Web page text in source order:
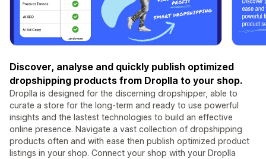
Discover, analyse and quickly publish optimized
dropshipping products from Droplla to your shop.
Droplla is designed for the discerning dropshipper, able to
curate a store for the long-term and ready to use powerful
insights and the lastest technologies to build an effective
online presence. Navigate a vast collection of dropshipping
products often and with ease then publish optimized product
listings in your shop. Connect your shop with your Droplla